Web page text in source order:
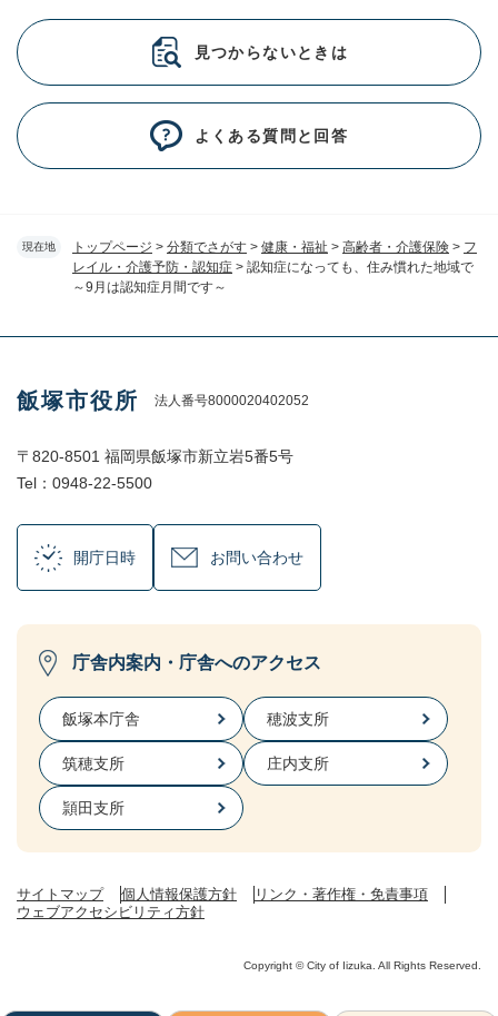
現在地 トップページ > 分類でさがす > 健康・福祉 > 高齢者・介護保険 > フ
レイル・介護予防・認知症 > 認知症になっても、住み慣れた地域で
～9月は認知症月間です～
見つからないときは
よくある質問と回答
飯塚市役所 法人番号8000020402052
〒820-8501 福岡県飯塚市新立岩5番5号
Tel：0948-22-5500
開庁日時 お問い合わせ
庁舎内案内・庁舎へのアクセス
飯塚本庁舎 穂波支所
筑穂支所 庄内支所
頴田支所
サイトマップ 個人情報保護方針
リンク・著作権・免責事項
ウェブアクセシビリティ方針
Copyright © City of Iizuka. All Rights Reserved.